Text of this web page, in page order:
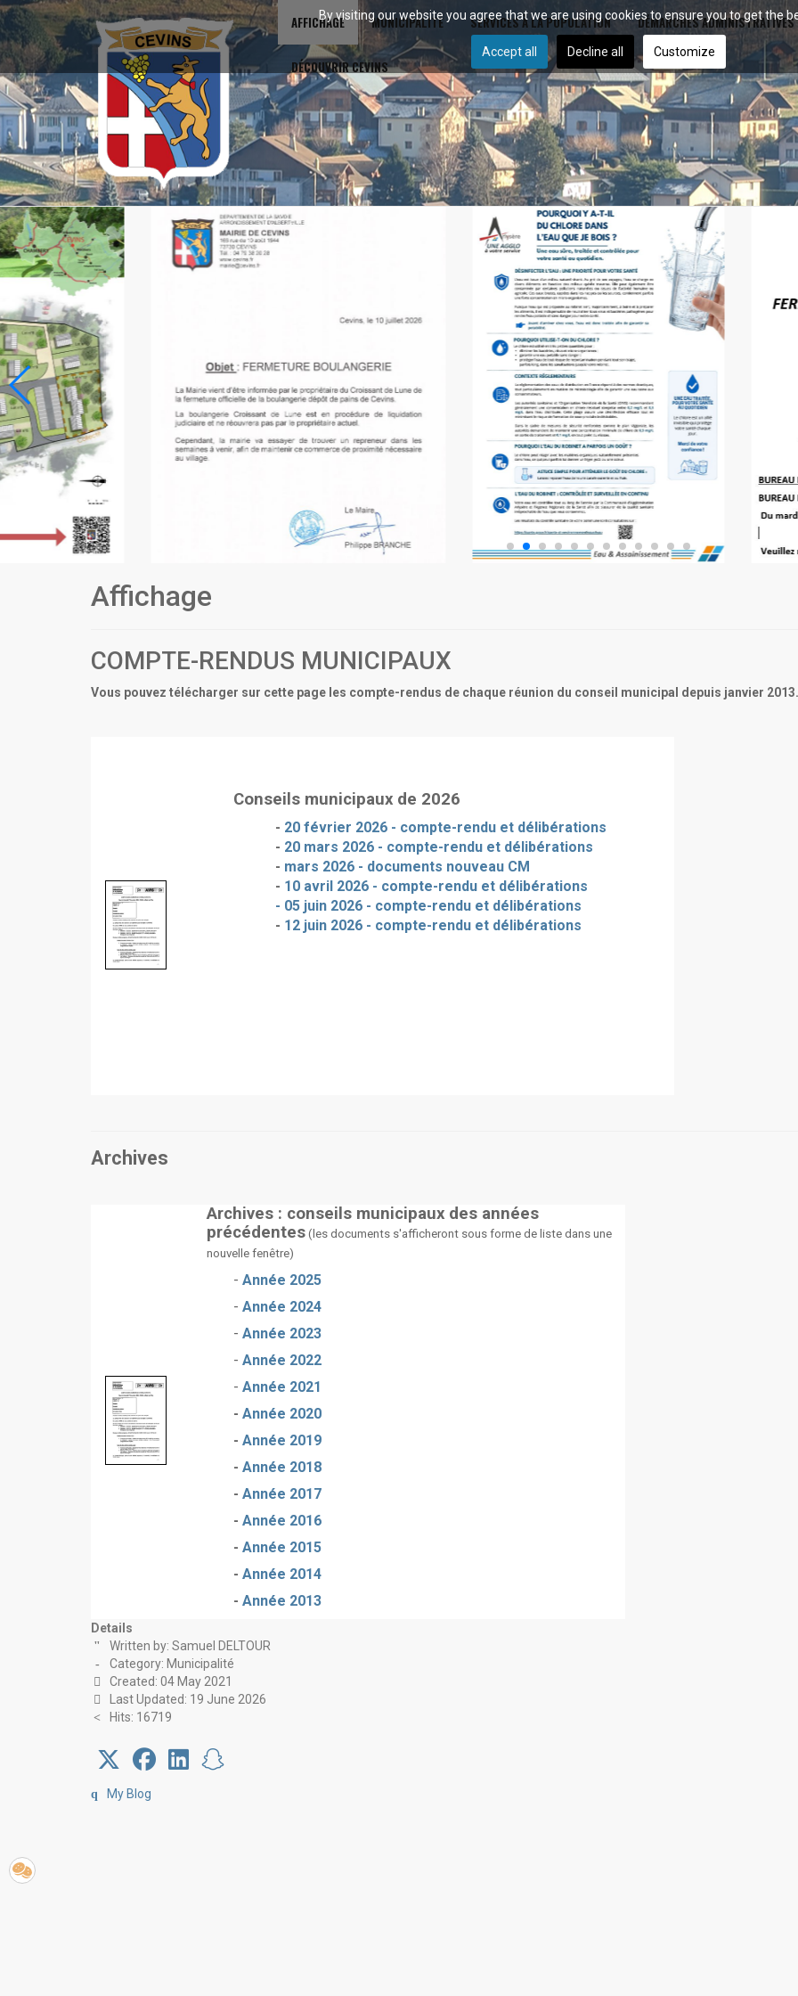
AFFICHAGE MUNICIPALITÉ SERVICES À LA POPULATION DÉMARCHES ADMINISTRATIVES
DÉCOUVRIR CEVINS
Affichage
COMPTE-RENDUS MUNICIPAUX
Vous pouvez télécharger sur cette page les compte-rendus de chaque réunion du conseil municipal depuis janvier 2013.
Conseils municipaux de 2026
- 20 février 2026 - compte-rendu et délibérations
- 20 mars 2026 - compte-rendu et délibérations
- mars 2026 - documents nouveau CM
- 10 avril 2026 - compte-rendu et délibérations
- 05 juin 2026 - compte-rendu et délibérations
- 12 juin 2026 - compte-rendu et délibérations
Archives
Archives : conseils municipaux des années
précédentes (les documents s'afficheront sous forme de liste dans une
nouvelle fenêtre)
- Année 2025
- Année 2024
- Année 2023
- Année 2022
- Année 2021
- Année 2020
- Année 2019
- Année 2018
- Année 2017
- Année 2016
- Année 2015
- Année 2014
- Année 2013
Details
Written by: Samuel DELTOUR
Category: Municipalité
Created: 04 May 2021
Last Updated: 19 June 2026
Hits: 16719
My Blog
By visiting our website you agree that we are using cookies to ensure you to get the
Accept all Decline all Customize